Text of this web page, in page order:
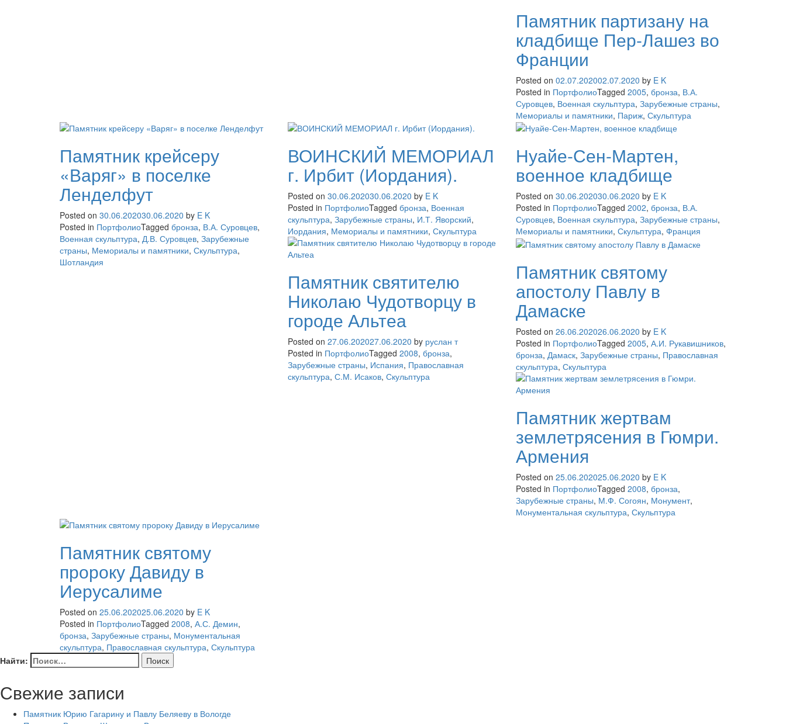
Памятник партизану на
кладбище Пер-Лашез во
Франции
Posted on 02.07.202002.07.2020 by E K
Posted in ПортфолиоTagged 2005, бронза, В.А.
Суровцев, Военная скульптура, Зарубежные страны,
Мемориалы и памятники, Париж, Скульптура
Памятник крейсеру
«Варяг» в поселке
Ленделфут
Posted on 30.06.202030.06.2020 by E K
Posted in ПортфолиоTagged бронза, В.А. Суровцев,
Военная скульптура, Д.В. Суровцев, Зарубежные
страны, Мемориалы и памятники, Скульптура,
Шотландия
ВОИНСКИЙ МЕМОРИАЛ
г. Ирбит (Иордания).
Posted on 30.06.202030.06.2020 by E K
Posted in ПортфолиоTagged бронза, Военная
скульптура, Зарубежные страны, И.Т. Яворский,
Иордания, Мемориалы и памятники, Скульптура
Нуайе-Сен-Мартен,
военное кладбище
Posted on 30.06.202030.06.2020 by E K
Posted in ПортфолиоTagged 2002, бронза, В.А.
Суровцев, Военная скульптура, Зарубежные страны,
Мемориалы и памятники, Скульптура, Франция
Памятник святителю
Николаю Чудотворцу в
городе Альтеа
Posted on 27.06.202027.06.2020 by руслан т
Posted in ПортфолиоTagged 2008, бронза,
Зарубежные страны, Испания, Православная
скульптура, С.М. Исаков, Скульптура
Памятник святому
апостолу Павлу в
Дамаске
Posted on 26.06.202026.06.2020 by E K
Posted in ПортфолиоTagged 2005, А.И. Рукавишников,
бронза, Дамаск, Зарубежные страны, Православная
скульптура, Скульптура
Памятник жертвам
землетрясения в Гюмри.
Армения
Posted on 25.06.202025.06.2020 by E K
Posted in ПортфолиоTagged 2008, бронза,
Зарубежные страны, М.Ф. Согоян, Монумент,
Монументальная скульптура, Скульптура
Памятник святому
пророку Давиду в
Иерусалиме
Posted on 25.06.202025.06.2020 by E K
Posted in ПортфолиоTagged 2008, А.С. Демин,
бронза, Зарубежные страны, Монументальная
скульптура, Православная скульптура, Скульптура
Найти:
Свежие записи
Памятник Юрию Гагарину и Павлу Беляеву в Вологде